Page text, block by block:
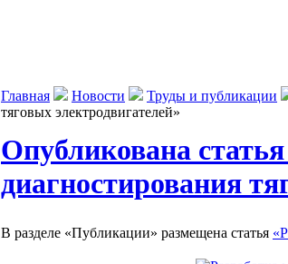
Главная Новости Труды и публикации
тяговых электродвигателей»
Опубликована
диагностирования
В разделе «Публикации» размещена статья